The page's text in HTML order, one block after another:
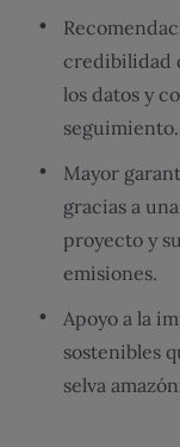
credibilidad
los datos y
seguimiento.
Mayor
gracias a
proyecto y
emisiones.
Apoyo a la
sostenibles
selva